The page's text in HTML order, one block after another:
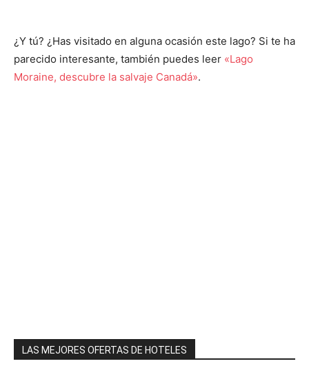
¿Y tú? ¿Has visitado en alguna ocasión este lago? Si te ha
parecido interesante, también puedes leer «Lago
Moraine, descubre la salvaje Canadá».
LAS MEJORES OFERTAS DE HOTELES